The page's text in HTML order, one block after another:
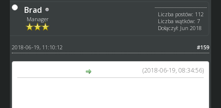
Brad
Manager
Liczba postów: 112
Liczba wątków: 7
Dołączył: Jun 2018
#159
2018-06-19, 11:10:12
(2018-06-19, 08:34:56)